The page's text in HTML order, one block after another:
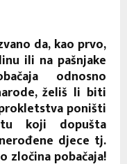
da, kao prvo,
ili na pašnjake
odnosno
želiš li biti
poništi
koji dopušta
djece tj.
zločina pobačaja!